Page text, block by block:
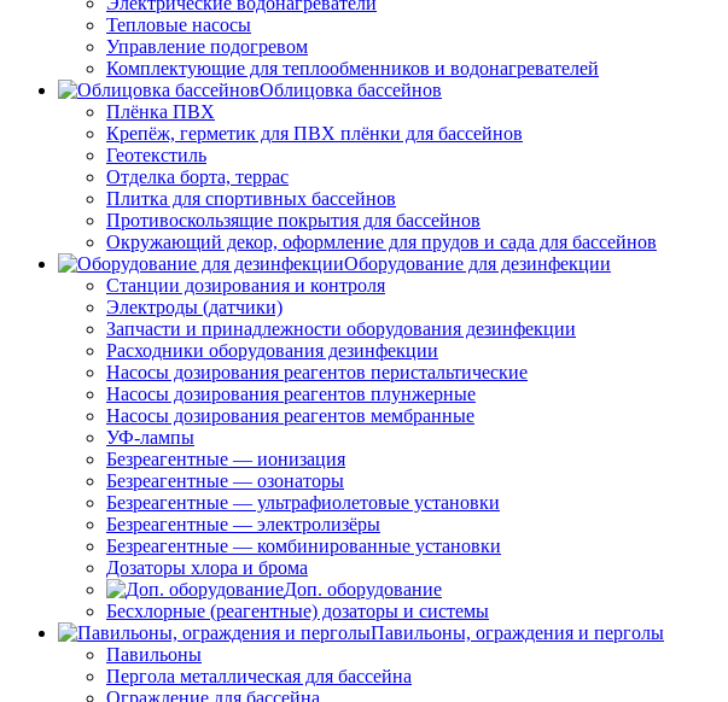
Тепловые насосы
Управление подогревом
Комплектующие для теплообменников и водонагревателей
Облицовка бассейнов
Плёнка ПВХ
Крепёж, герметик для ПВХ плёнки для бассейнов
Геотекстиль
Отделка борта, террас
Плитка для спортивных бассейнов
Противоскользящие покрытия для бассейнов
Окружающий декор, оформление для прудов и сада для бассейнов
Оборудование для дезинфекции
Станции дозирования и контроля
Электроды (датчики)
Запчасти и принадлежности оборудования дезинфекции
Расходники оборудования дезинфекции
Насосы дозирования реагентов перистальтические
Насосы дозирования реагентов плунжерные
Насосы дозирования реагентов мембранные
УФ-лампы
Безреагентные — ионизация
Безреагентные — озонаторы
Безреагентные — ультрафиолетовые установки
Безреагентные — электролизёры
Безреагентные — комбинированные установки
Дозаторы хлора и брома
Доп. оборудование
Бесхлорные (реагентные) дозаторы и системы
Павильоны, ограждения и перголы
Павильоны
Пергола металлическая для бассейна
Ограждение для бассейна